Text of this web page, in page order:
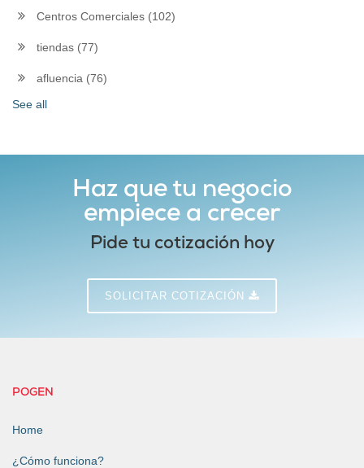
Centros Comerciales (102)
tiendas (77)
afluencia (76)
See all
Haz que tu negocio
empiece a crecer
Pide tu cotización hoy
SOLICITAR COTIZACIÓN
POGEN
Home
¿Cómo funciona?